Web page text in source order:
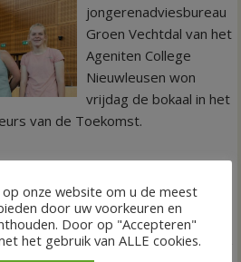
jongerenadviesbureau
Groen Vechtdal van het
Ageniten College
Nieuwleusen won
vrijdag de bokaal in het
van de Toekomst.
Toekomst,Alwin te Rietstap,Natuur en
Vecht
onze website om u de meest
door uw voorkeuren en
Door op "Accepteren"
het gebruik van ALLE cookies.